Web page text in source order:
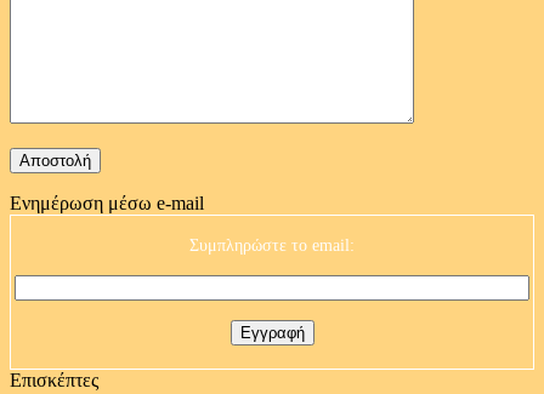
Ενημέρωση μέσω e-mail
Συμπληρώστε το email:
Επισκέπτες